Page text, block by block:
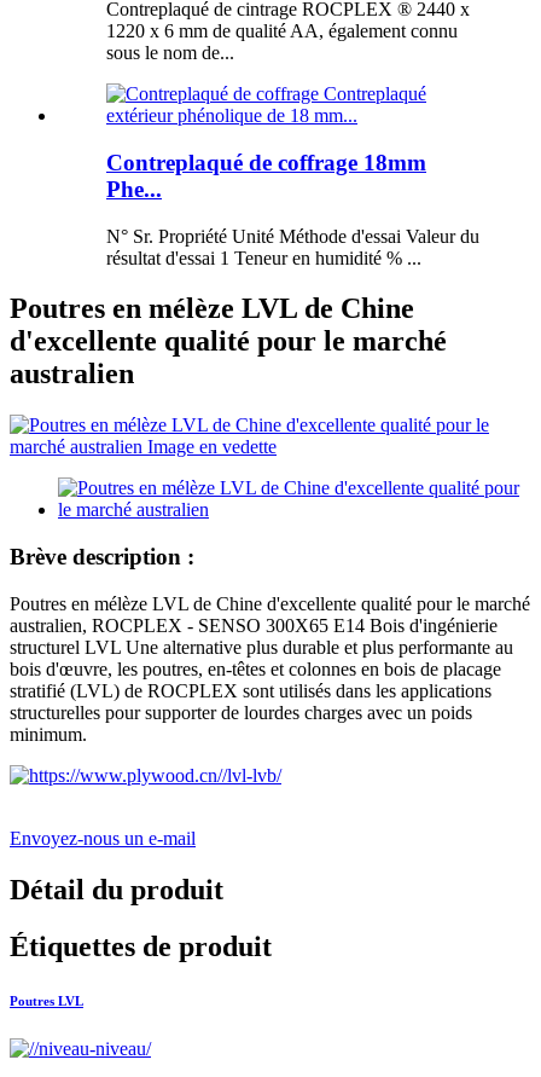
Contreplaqué de cintrage ROCPLEX ® 2440 x
1220 x 6 mm de qualité AA, également connu
sous le nom de...
Contreplaqué de coffrage 18mm
Phe...
N° Sr. Propriété Unité Méthode d'essai Valeur du
résultat d'essai 1 Teneur en humidité % ...
Poutres en mélèze LVL de Chine
d'excellente qualité pour le marché
australien
Brève description :
Poutres en mélèze LVL de Chine d'excellente qualité pour le marché
australien, ROCPLEX - SENSO 300X65 E14 Bois d'ingénierie
structurel LVL Une alternative plus durable et plus performante au
bois d'œuvre, les poutres, en-têtes et colonnes en bois de placage
stratifié (LVL) de ROCPLEX sont utilisés dans les applications
structurelles pour supporter de lourdes charges avec un poids
minimum.
Envoyez-nous un e-mail
Détail du produit
Étiquettes de produit
Poutres LVL